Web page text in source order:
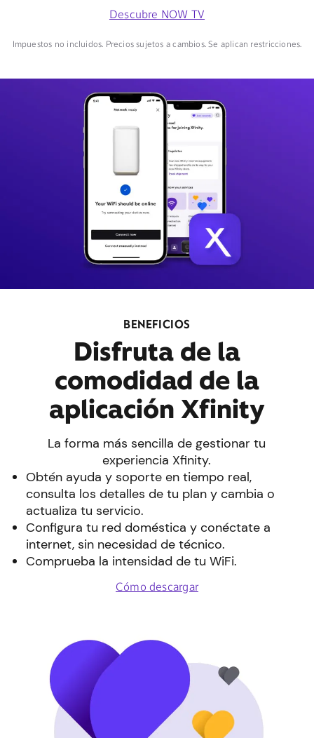
Descubre NOW TV
Impuestos no incluidos. Precios sujetos a cambios. Se aplican restricciones.
BENEFICIOS
Disfruta de la
comodidad de la
aplicación Xfinity
La forma más sencilla de gestionar tu
experiencia Xfinity.
Obtén ayuda y soporte en tiempo real,
consulta los detalles de tu plan y cambia o
actualiza tu servicio.
Configura tu red doméstica y conéctate a
internet, sin necesidad de técnico.
Comprueba la intensidad de tu WiFi.
Cómo descargar